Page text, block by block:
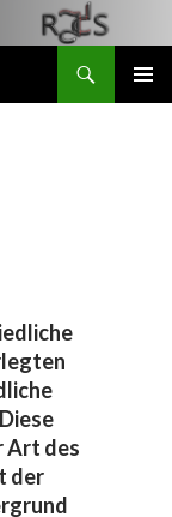
Art des
der